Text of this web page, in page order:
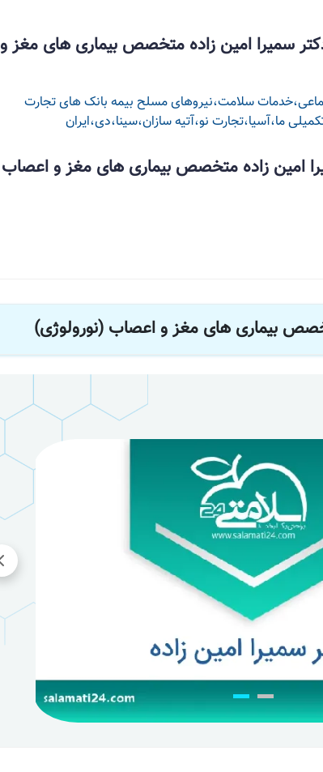
سمیرا امین زاده متخصص بیماری های مغز و
سلامت،نیروهای مسلح بیمه بانک های تجارت
ما،آسیا،تجارت نو،آتیه سازان،سینا،دی،ایران
امین زاده متخصص بیماری های مغز و اعصاب
بیماری های مغز و اعصاب (نورولوژی)